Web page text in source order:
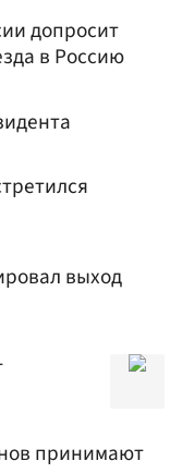
допросит
в Россию
выход
принимают